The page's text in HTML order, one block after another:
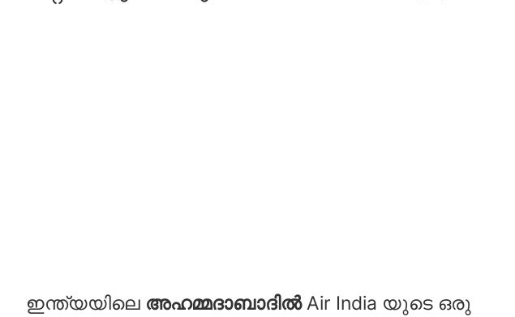
ഇന്ത്യയിലെ അഹമ്മദാബാദിൽAir India യുടെ ഒരു